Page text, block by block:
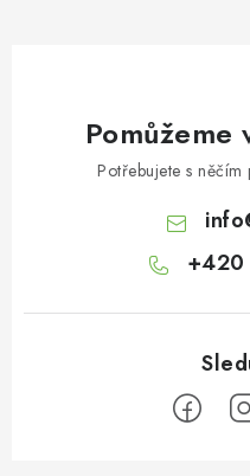
Pomůžeme
Potřebujete s něčím
info
+420